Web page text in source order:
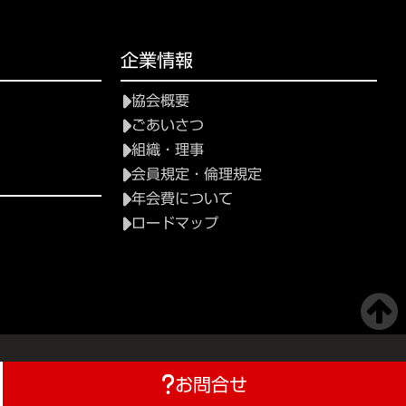
企業情報
協会概要
ごあいさつ
組織・理事
会員規定・倫理規定
年会費について
ロードマップ
お問合せ